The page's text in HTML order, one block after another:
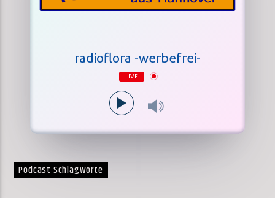
radioflora -werbefrei-
LIVE
Podcast Schlagworte